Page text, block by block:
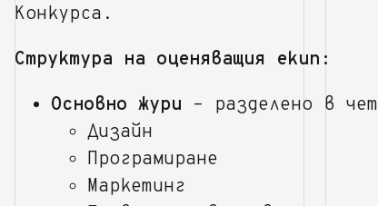
Конкурса.
Структура на оценяващия екип:
Основно жури – разделено в
Дизайн
Програмиране
Маркетинг